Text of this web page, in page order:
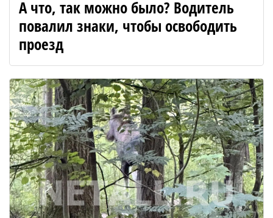
А что, так можно было? Водитель
повалил знаки, чтобы освободить
проезд